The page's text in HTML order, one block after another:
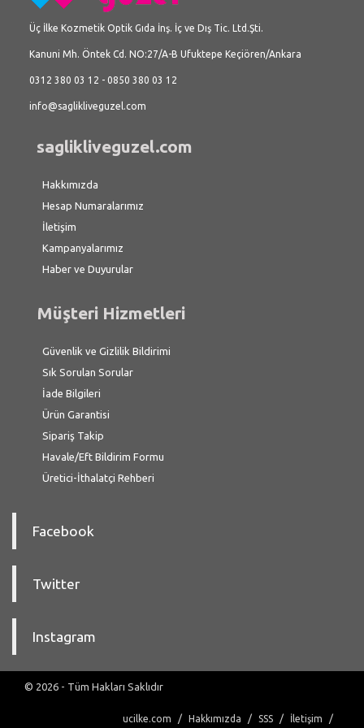
Üç İlke Kozmetik Optik Gıda İnş. İç ve Dış Tic. Ltd.Şti.
Kanuni Mh. Öntek Cd. NO:27/A-B Ufuktepe Keçiören/Ankara
0312 380 03 12 - 0850 380 03 12
info@saglikliveguzel.com
saglikliveguzel.com
Hakkımızda
Hesap Numaralarımız
İletişim
Kampanyalarımız
Haber ve Duyurular
Müşteri Hizmetleri
Güvenlik ve Gizlilik Bildirimi
Sık Sorulan Sorular
İade Bilgileri
Ürün Garantisi
Sipariş Takip
Havale/Eft Bildirim Formu
Üretici-İthalatçi Rehberi
Facebook
Twitter
Instagram
© 2026 - Tüm Hakları Saklıdır
ucilke.com Hakkımızda SSS İletişim